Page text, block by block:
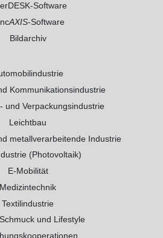
Software
AXIS-Software
Bildarchiv
Kommunikationsindustrie
und Verpackungsindustrie
Leichtbau
metallverarbeitende Industrie
(Photovoltaik)
E-Mobilität
Medizintechnik
Textilindustrie
und Lifestyle